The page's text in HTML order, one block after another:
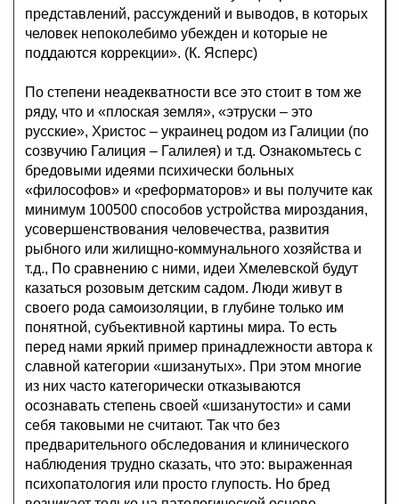
представлений, рассуждений и выводов, в которых
человек непоколебимо убежден и которые не
поддаются коррекции». (К. Ясперс)
По степени неадекватности все это стоит в том же
ряду, что и «плоская земля», «этруски – это
русские», Христос – украинец родом из Галиции (по
созвучию Галиция – Галилея) и т.д. Ознакомьтесь с
бредовыми идеями психически больных
«философов» и «реформаторов» и вы получите как
минимум 100500 способов устройства мироздания,
усовершенствования человечества, развития
рыбного или жилищно-коммунального хозяйства и
т.д., По сравнению с ними, идеи Хмелевской будут
казаться розовым детским садом. Люди живут в
своего рода самоизоляции, в глубине только им
понятной, субъективной картины мира. То есть
перед нами яркий пример принадлежности автора к
славной категории «шизанутых». При этом многие
из них часто категорически отказываются
осознавать степень своей «шизанутости» и сами
себя таковыми не считают. Так что без
предварительного обследования и клинического
наблюдения трудно сказать, что это: выраженная
психопатология или просто глупость. Но бред